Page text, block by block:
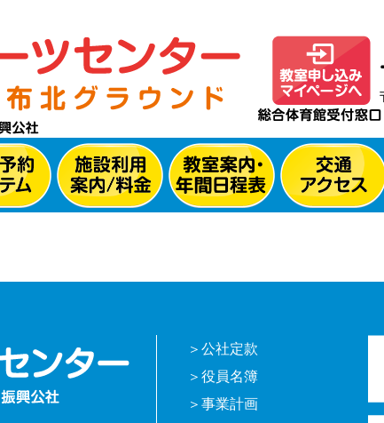
公社定款
役員名簿
事業計画